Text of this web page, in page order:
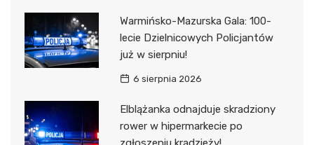
Warmińsko-Mazurska Gala: 100-
lecie Dzielnicowych Policjantów
już w sierpniu!
6 sierpnia 2026
Elblążanka odnajduje skradziony
rower w hipermarkecie po